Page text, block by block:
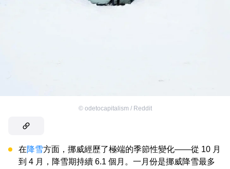
© odetocapitalism / Reddit
在降雪方面，挪威經歷了極端的季節性變化——從 10 月
到 4 月，降雪期持續 6.1 個月。一月份是挪威降雪最多